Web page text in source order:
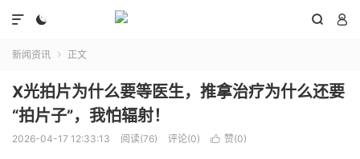
  

新闻资讯  正文
X光拍片为什么要等医生，推拿治疗为什么还要
“拍片子”，我怕辐射！
2026-04-17 12:33:13 阅读(76) 评论(0)  赞(0)